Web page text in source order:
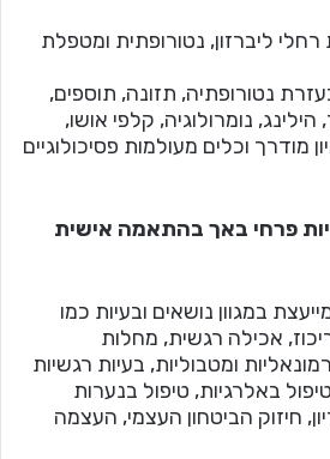
ליברזון, נטורופתית ומטפלת
נטורופתיה, תזונה, תוספים,
נומרולוגיה, קלפי אושו,
מודרך וכלים מעולמות פסיכולוגיים
פרחי באך בהתאמה אישית
במגוון נושאים ובעיות כמו
אכילה רגשית, מחלות
ומטבוליות, בעיות רגשיות
באלרגיות, טיפול בנערות
חיזוק הביטחון העצמי, העצמה